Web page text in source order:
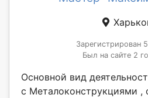
Зарегистрирован
Был на сайте 2
Основной вид
с Металоконструкциями ,